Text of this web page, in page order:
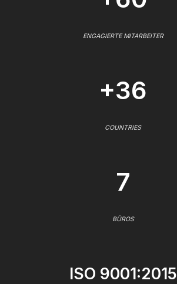
ENGAGIERTE MITARBEITER
+36
COUNTRIES
7
BÜROS
ISO 9001:2015